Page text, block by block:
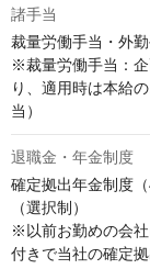
諸手当
裁量労働手当・外
※裁量労働手当：
り、適用時は本給
当）
退職金・年金制度
確定拠出年金制度
（選択制）
※以前お勤めの会
付きで当社の確定